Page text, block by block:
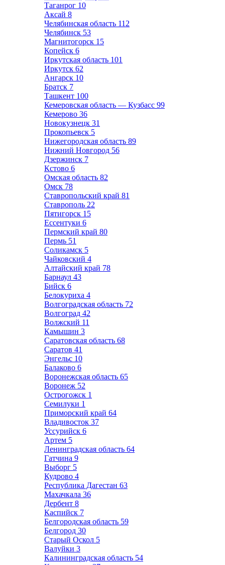
Таганрог 10
Аксай 8
Челябинская область 112
Челябинск 53
Магнитогорск 15
Копейск 6
Иркутская область 101
Иркутск 62
Ангарск 10
Братск 7
Ташкент 100
Кемеровская область — Кузбасс 99
Кемерово 36
Новокузнецк 31
Прокопьевск 5
Нижегородская область 89
Нижний Новгород 56
Дзержинск 7
Кстово 6
Омская область 82
Омск 78
Ставропольский край 81
Ставрополь 22
Пятигорск 15
Ессентуки 6
Пермский край 80
Пермь 51
Соликамск 5
Чайковский 4
Алтайский край 78
Барнаул 43
Бийск 6
Белокуриха 4
Волгоградская область 72
Волгоград 42
Волжский 11
Камышин 3
Саратовская область 68
Саратов 41
Энгельс 10
Балаково 6
Воронежская область 65
Воронеж 52
Острогожск 1
Семилуки 1
Приморский край 64
Владивосток 37
Уссурийск 6
Артем 5
Ленинградская область 64
Гатчина 9
Выборг 5
Кудрово 4
Республика Дагестан 63
Махачкала 36
Дербент 8
Каспийск 7
Белгородская область 59
Белгород 30
Старый Оскол 5
Валуйки 3
Калининградская область 54